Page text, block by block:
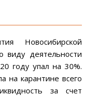
Новосибирской
виду деятельности
году упал на 30%.
на карантине всего
за счет